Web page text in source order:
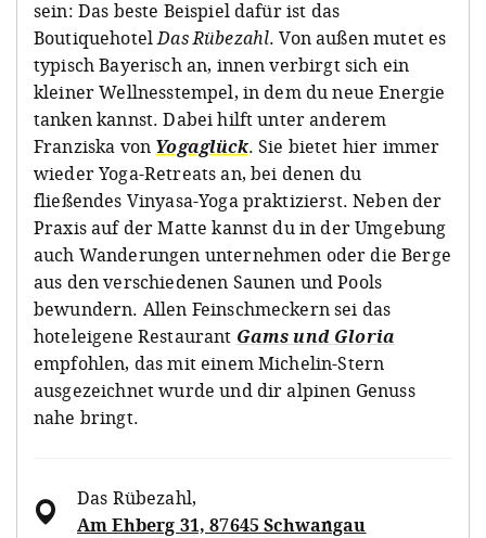
sein: Das beste Beispiel dafür ist das
BoutiquehotelDas Rübezahl. Von außen mutet es
typisch Bayerisch an, innen verbirgt sich ein
kleiner Wellnesstempel, in dem du neue Energie
tanken kannst. Dabei hilft unter anderem
Franziska von Yogaglück. Sie bietet hier immer
wieder Yoga-Retreats an, bei denen du
fließendes Vinyasa-Yoga praktizierst. Neben der
Praxis auf der Matte kannst du in der Umgebung
auch Wanderungen unternehmen oder die Berge
aus den verschiedenen Saunen und Pools
bewundern. Allen Feinschmeckern sei das
hoteleigene Restaurant Gams und Gloria
empfohlen, das mit einem Michelin-Stern
ausgezeichnet wurde und dir alpinen Genuss
nahe bringt.
Das Rübezahl,
Am Ehberg 31, 87645 Schwangau